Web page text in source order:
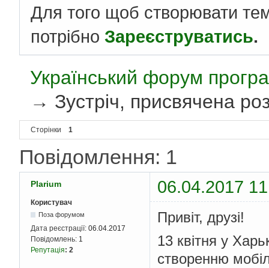
Для того щоб створювати
потрібно Зареєструватись.
Український форум
→ Зустріч, присвячена
Сторінки 1
Повідомлення: 1
Plarium 06.04.2017
Користувач
Поза форумом
Дата реєстрації: 06.04.2017
Повідомлень: 1
Репутація: 2
Привіт, друзі!
13 квітня у
створенню